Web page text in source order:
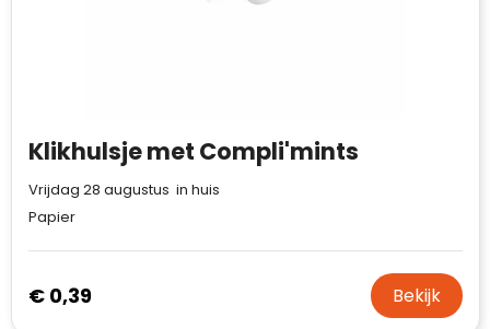
Klikhulsje met Compli'mints
Vrijdag 28 augustus in huis
Papier
€ 0,39 Bekijk